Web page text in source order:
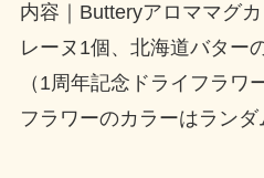
内容｜Butteryアロママグ
レーヌ1個、北海道バター
（1周年記念ドライフラ
フラワーのカラーはランダ